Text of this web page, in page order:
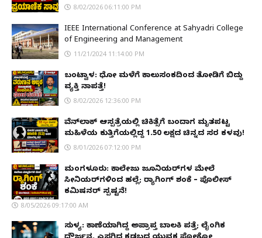
8/02/2026 06:11:00 PM
IEEE International Conference at Sahyadri College
of Engineering and Management
11/21/2024 11:14:00 PM
ಬಂಟ್ವಾಳ: ಧೋ ಮಳೆಗೆ ಕಾಲುಸಂಕದಿಂದ ತೋಡಿಗೆ ಬಿದ್ದು
ವ್ಯಕ್ತಿ ನಾಪತ್ತೆ!
8/02/2026 12:36:00 PM
ವೆನ್‌ಲಾಕ್ ಆಸ್ಪತ್ರೆಯಲ್ಲಿ ಚಿಕಿತ್ಸೆಗೆ ಬಂದಾಗ ಮೃತಪಟ್ಟ
ಮಹಿಳೆಯ ಕುತ್ತಿಗೆಯಲ್ಲಿದ್ದ ₹1.50 ಲಕ್ಷದ ಚಿನ್ನದ ಸರ ಕಳವು!
8/01/2026 07:12:00 PM
ಮಂಗಳೂರು: ಕಾಲೇಜು ಜೂನಿಯರ್‌ಗಳ ಮೇಲೆ
ಸೀನಿಯರ್‌ಗಳಿಂದ ಹಲ್ಲೆ; ರ‌್ಯಾಗಿಂಗ್ ಶಂಕೆ – ಪೊಲೀಸ್
ಕಮಿಷನರ್ ಸ್ಪಷ್ಟನೆ!
8/05/2026 09:17:00 AM
ಸುಳ್ಯ: ಕಾಣೆಯಾಗಿದ್ದ ಅಪ್ರಾಪ್ತ ಬಾಲಕಿ ಪತ್ತೆ; ಲೈಂಗಿಕ